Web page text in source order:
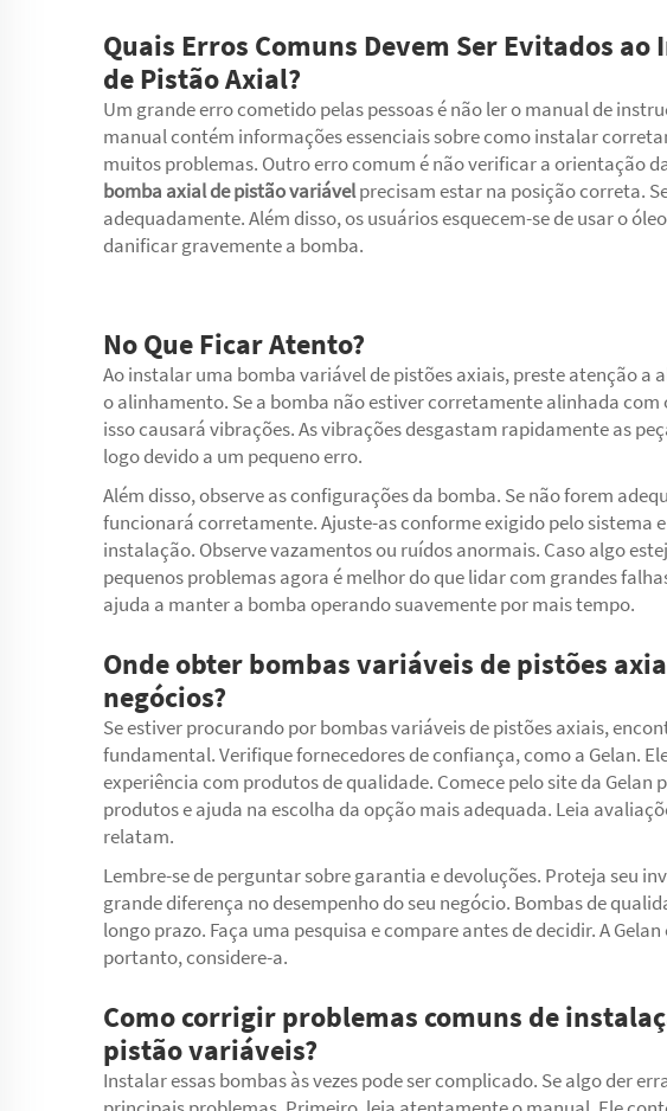
Quais Erros Comuns Devem Ser Evitados
de Pistão Axial?
Um grande erro cometido pelas pessoas é não ler o manual de
manual contém informações essenciais sobre como instalar
muitos problemas. Outro erro comum é não verificar a orientação
bomba axial de pistão variávelprecisam estar na posição correta.
adequadamente. Além disso, os usuários esquecem-se de usar o
danificar gravemente a bomba.
No Que Ficar Atento?
Ao instalar uma bomba variável de pistões axiais, preste atenção a
o alinhamento. Se a bomba não estiver corretamente alinhada
isso causará vibrações. As vibrações desgastam rapidamente as
logo devido a um pequeno erro.
Além disso, observe as configurações da bomba. Se não forem
funcionará corretamente. Ajuste-as conforme exigido pelo sistema
instalação. Observe vazamentos ou ruídos anormais. Caso algo
pequenos problemas agora é melhor do que lidar com grandes
ajuda a manter a bomba operando suavemente por mais tempo.
Onde obter bombas variáveis de pistões
negócios?
Se estiver procurando por bombas variáveis de pistões axiais,
fundamental. Verifique fornecedores de confiança, como a Gelan.
experiência com produtos de qualidade. Comece pelo site da Gelan
produtos e ajuda na escolha da opção mais adequada. Leia
relatam.
Lembre-se de perguntar sobre garantia e devoluções. Proteja seu
grande diferença no desempenho do seu negócio. Bombas de
longo prazo. Faça uma pesquisa e compare antes de decidir. A
portanto, considere-a.
Como corrigir problemas comuns de
pistão variáveis?
Instalar essas bombas às vezes pode ser complicado. Se algo der